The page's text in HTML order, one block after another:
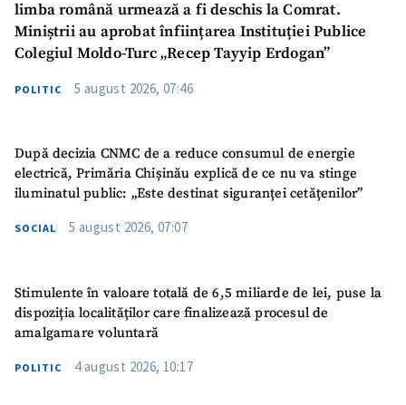
limba română urmează a fi deschis la Comrat.
Miniștrii au aprobat înființarea Instituției Publice
Colegiul Moldo-Turc „Recep Tayyip Erdogan”
POLITIC 5 august 2026, 07:46
După decizia CNMC de a reduce consumul de energie
electrică, Primăria Chișinău explică de ce nu va stinge
iluminatul public: „Este destinat siguranței cetățenilor”
SOCIAL 5 august 2026, 07:07
Stimulente în valoare totală de 6,5 miliarde de lei, puse la
dispoziția localităților care finalizează procesul de
amalgamare voluntară
POLITIC 4 august 2026, 10:17